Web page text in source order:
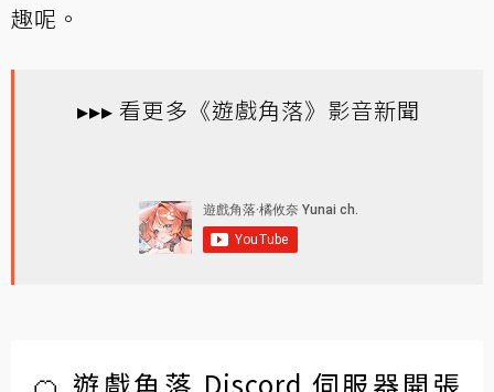
趣呢。
▸▸▸ 看更多《遊戲角落》影音新聞
🍊 遊戲角落 Discord 伺服器開張